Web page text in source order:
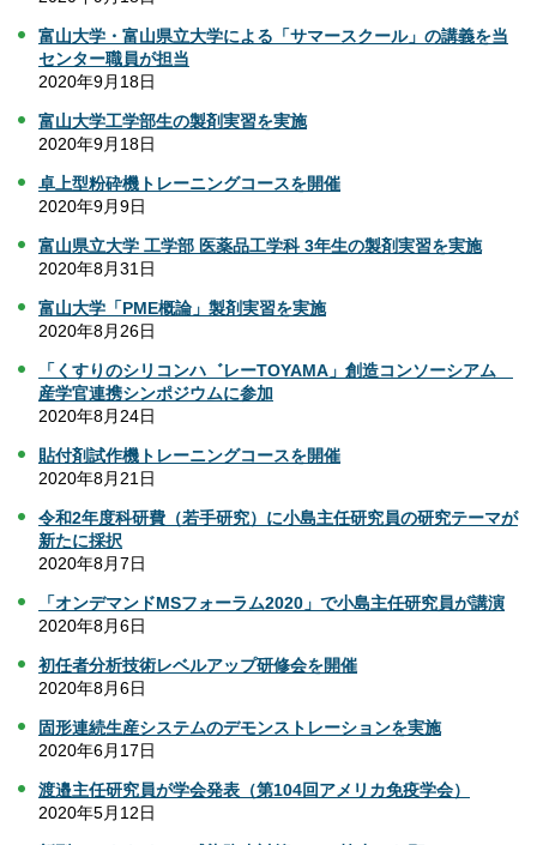
富山大学・富山県立大学による「サマースクール」の講義を当
センター職員が担当
2020年9月18日
富山大学工学部生の製剤実習を実施
2020年9月18日
卓上型粉砕機トレーニングコースを開催
2020年9月9日
富山県立大学 工学部 医薬品工学科 3年生の製剤実習を実施
2020年8月31日
富山大学「PME概論」製剤実習を実施
2020年8月26日
「くすりのシリコンハ゛レーTOYAMA」創造コンソーシアム
産学官連携シンポジウムに参加
2020年8月24日
貼付剤試作機トレーニングコースを開催
2020年8月21日
令和2年度科研費（若手研究）に小島主任研究員の研究テーマが
新たに採択
2020年8月7日
「オンデマンドMSフォーラム2020」で小島主任研究員が講演
2020年8月6日
初任者分析技術レベルアップ研修会を開催
2020年8月6日
固形連続生産システムのデモンストレーションを実施
2020年6月17日
渡邉主任研究員が学会発表（第104回アメリカ免疫学会）
2020年5月12日